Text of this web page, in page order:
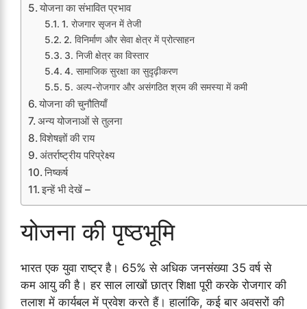
योजना का संभावित प्रभाव
1. रोजगार सृजन में तेजी
2. विनिर्माण और सेवा क्षेत्र में प्रोत्साहन
3. निजी क्षेत्र का विस्तार
4. सामाजिक सुरक्षा का सुदृढ़ीकरण
5. अल्प-रोजगार और असंगठित श्रम की समस्या में कमी
योजना की चुनौतियाँ
अन्य योजनाओं से तुलना
विशेषज्ञों की राय
अंतर्राष्ट्रीय परिप्रेक्ष्य
निष्कर्ष
इन्हें भी देखें –
योजना की पृष्ठभूमि
भारत एक युवा राष्ट्र है। 65% से अधिक जनसंख्या 35 वर्ष से
कम आयु की है। हर साल लाखों छात्र शिक्षा पूरी करके रोजगार की
तलाश में कार्यबल में प्रवेश करते हैं। हालांकि, कई बार अवसरों की